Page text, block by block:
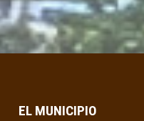
EL MUNICIPIO